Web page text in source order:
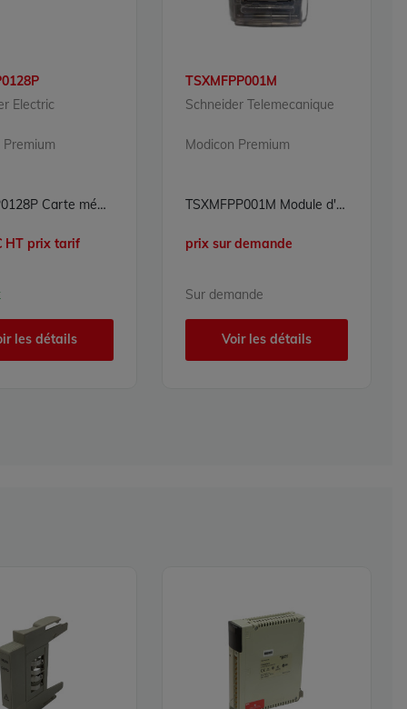
Electric
TSXMFP0128P Carte mémoire Flash EPROM 128 Ko Modicon Premium Schneider Electric
HT prix tarif
les détails
TSXMFPP001M
Schneider Telemecanique
Modicon Premium
TSXMFPP001M Module d'extension de mémoire Flash EPROM 1024 KB Modicon Premium Schneider Telemecanique
prix sur demande
Sur demande
Voir les détails